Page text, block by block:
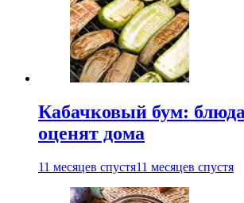
Кабачковый бум:
оценят дома
11 месяцев спустя11 месяцев спустя